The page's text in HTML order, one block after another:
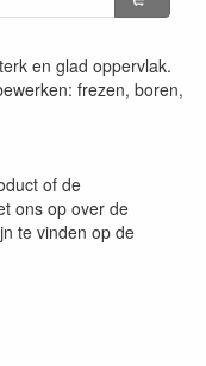
en glad oppervlak.
frezen, boren,
of de
ons op over de
te vinden op de